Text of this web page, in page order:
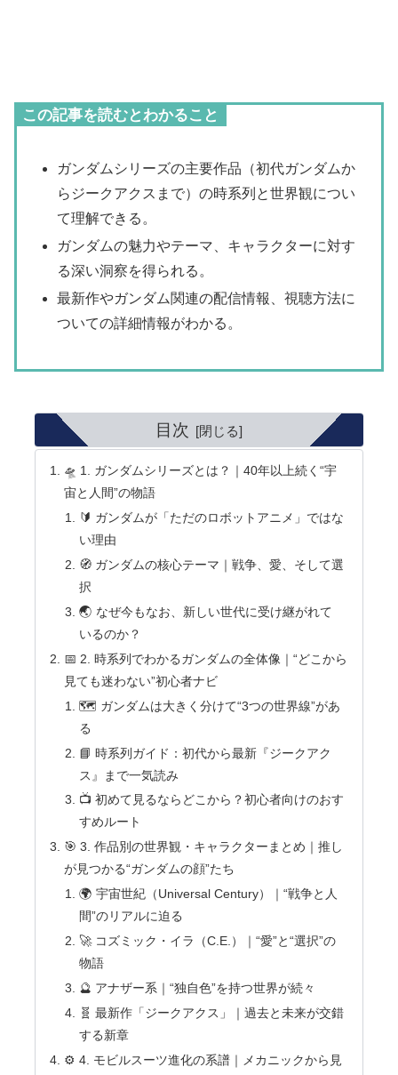
この記事を読むとわかること
ガンダムシリーズの主要作品（初代ガンダムか
らジークアクスまで）の時系列と世界観につい
て理解できる。
ガンダムの魅力やテーマ、キャラクターに対す
る深い洞察を得られる。
最新作やガンダム関連の配信情報、視聴方法に
ついての詳細情報がわかる。
目次
🛸 1. ガンダムシリーズとは？｜40年以上続く“宇
宙と人間”の物語
🔰 ガンダムが「ただのロボットアニメ」ではな
い理由
🧭 ガンダムの核心テーマ｜戦争、愛、そして選
択
🌏 なぜ今もなお、新しい世代に受け継がれて
いるのか？
📅 2. 時系列でわかるガンダムの全体像｜“どこから
見ても迷わない”初心者ナビ
🗺 ガンダムは大きく分けて“3つの世界線”があ
る
📘 時系列ガイド：初代から最新『ジークアク
ス』まで一気読み
📺 初めて見るならどこから？初心者向けのおす
すめルート
🎯 3. 作品別の世界観・キャラクターまとめ｜推し
が見つかる“ガンダムの顔”たち
🌍 宇宙世紀（Universal Century）｜“戦争と人
間”のリアルに迫る
🚀 コズミック・イラ（C.E.）｜“愛”と“選択”の
物語
🔮 アナザー系｜“独自色”を持つ世界が続々
🧬 最新作「ジークアクス」｜過去と未来が交錯
する新章
⚙️ 4. モビルスーツ進化の系譜｜メカニックから見